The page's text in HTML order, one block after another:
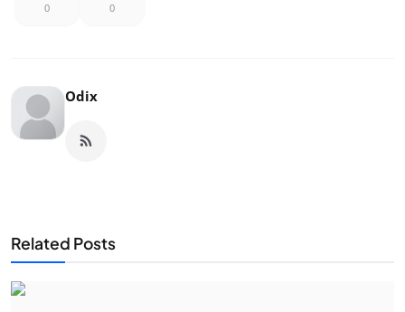
0 0
Odix
Related Posts